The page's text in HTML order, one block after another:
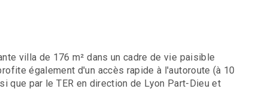
villa de 176 m² dans un cadre de vie paisible
également d'un accès rapide à l'autoroute (à 10
que par le TER en direction de Lyon Part-Dieu et